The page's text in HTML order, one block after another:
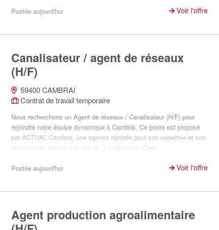
Postée aujourd'hui Voir l'offre
Canalisateur / agent de réseaux
(H/F)
59400 CAMBRAI
Contrat de travail temporaire
Nous recherchons un Agent de réseaux / Canalisateur (H/F) pour
rejoindre notre équipe dynamique à Cambrai. Ce poste est proposé
par ACTUAL Cambrai, une agence réputée pour son expertise et son
engagement envers ses clients. Localisation : Cam...
Postée aujourd'hui Voir l'offre
Agent production agroalimentaire